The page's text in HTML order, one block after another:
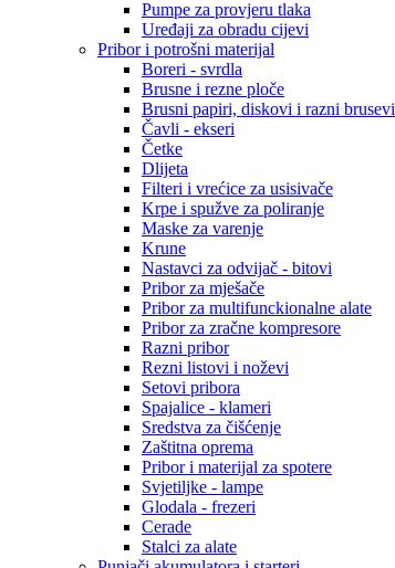
Pumpe za provjeru tlaka
Uređaji za obradu cijevi
Pribor i potrošni materijal
Boreri - svrdla
Brusne i rezne ploče
Brusni papiri, diskovi i razni brusevi
Čavli - ekseri
Četke
Dlijeta
Filteri i vrećice za usisivače
Krpe i spužve za poliranje
Maske za varenje
Krune
Nastavci za odvijač - bitovi
Pribor za mješače
Pribor za multifunckionalne alate
Pribor za zračne kompresore
Razni pribor
Rezni listovi i noževi
Setovi pribora
Spajalice - klameri
Sredstva za čišćenje
Zaštitna oprema
Pribor i materijal za spotere
Svjetiljke - lampe
Glodala - frezeri
Cerade
Stalci za alate